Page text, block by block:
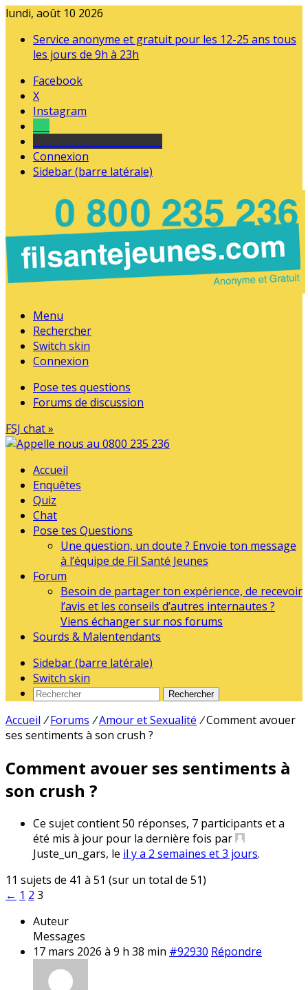
lundi, août 10 2026
Service anonyme et gratuit pour les 12-25 ans tous
les jours de 9h à 23h
Facebook
X
Instagram
Connexion
Sidebar (barre latérale)
Menu
Rechercher
Switch skin
Connexion
Pose tes questions
Forums de discussion
FSJ chat »
Accueil
Enquêtes
Quiz
Chat
Pose tes Questions
Une question, un doute ? Envoie ton message
à l’équipe de Fil Santé Jeunes
Forum
Besoin de partager ton expérience, de recevoir
l’avis et les conseils d’autres internautes ?
Viens échanger sur nos forums
Sourds & Malentendants
Sidebar (barre latérale)
Switch skin
Rechercher
Accueil / Forums /Amour et Sexualité /Comment avouer
ses sentiments à son crush ?
Comment avouer ses sentiments à
son crush ?
Ce sujet contient 50 réponses, 7 participants et a
été mis à jour pour la dernière fois par
Juste_un_gars, le il y a 2 semaines et 3 jours.
11 sujets de 41 à 51 (sur un total de 51)
← 1 2 3
Auteur
Messages
17 mars 2026 à 9 h 38 min #92930 Répondre